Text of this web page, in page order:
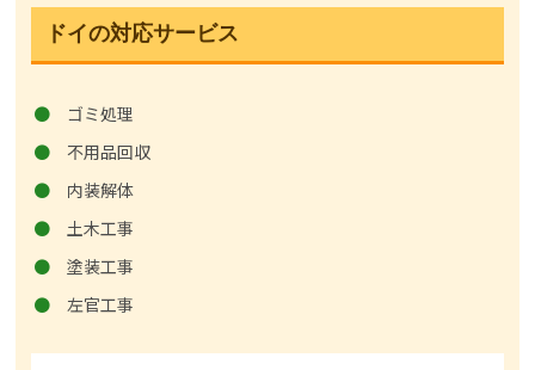
ドイの対応サービス
ゴミ処理
不用品回収
内装解体
土木工事
塗装工事
左官工事